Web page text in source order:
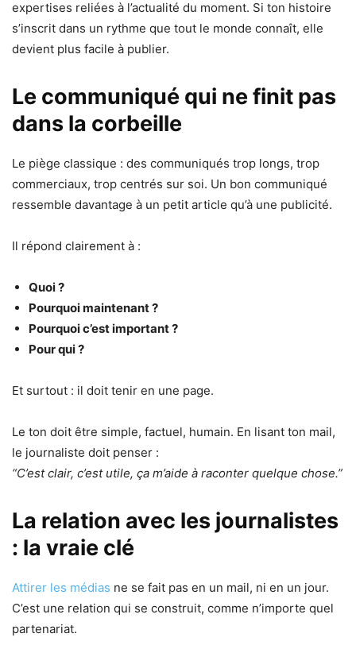
expertises reliées à l’actualité du moment. Si ton histoire
s’inscrit dans un rythme que tout le monde connaît, elle
devient plus facile à publier.
Le communiqué qui ne finit pas
dans la corbeille
Le piège classique : des communiqués trop longs, trop
commerciaux, trop centrés sur soi. Un bon communiqué
ressemble davantage à un petit article qu’à une publicité.
Il répond clairement à :
Quoi ?
Pourquoi maintenant ?
Pourquoi c’est important ?
Pour qui ?
Et surtout : il doit tenir en une page.
Le ton doit être simple, factuel, humain. En lisant ton mail,
le journaliste doit penser :
“C’est clair, c’est utile, ça m’aide à raconter quelque chose.”
La relation avec les journalistes
: la vraie clé
Attirer les médias ne se fait pas en un mail, ni en un jour.
C’est une relation qui se construit, comme n’importe quel
partenariat.